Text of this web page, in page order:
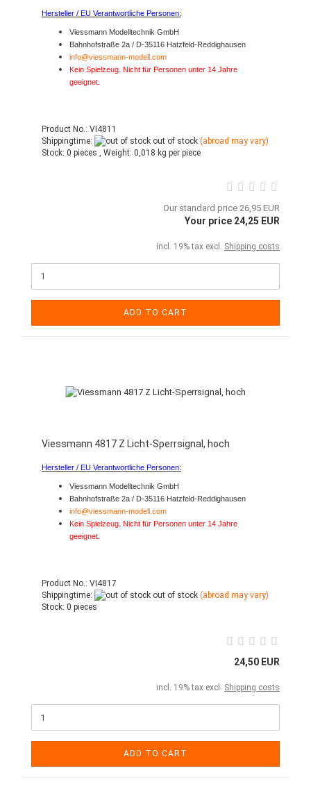
Hersteller / EU Verantwortliche Personen:
Viessmann Modelltechnik GmbH
Bahnhofstraße 2a / D-35116 Hatzfeld-Reddighausen
info@viessmann-modell.com
Kein Spielzeug. Nicht für Personen unter 14 Jahre
geeignet.
Product No.: VI4811
Shippingtime:
out of stock (abroad may vary)
Stock: 0 pieces , Weight: 0,018 kg per piece
Our standard price 26,95 EUR
Your price 24,25 EUR
incl. 19% tax excl. Shipping costs
ADD TO CART
Viessmann 4817 Z Licht-Sperrsignal, hoch
Hersteller / EU Verantwortliche Personen:
Viessmann Modelltechnik GmbH
Bahnhofstraße 2a / D-35116 Hatzfeld-Reddighausen
info@viessmann-modell.com
Kein Spielzeug. Nicht für Personen unter 14 Jahre
geeignet.
Product No.: VI4817
Shippingtime:
out of stock (abroad may vary)
Stock: 0 pieces
24,50 EUR
incl. 19% tax excl. Shipping costs
ADD TO CART